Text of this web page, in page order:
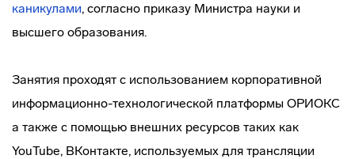
каникулами, согласно приказу Министра науки и
высшего образования.
Занятия проходят с использованием корпоративной
информационно-технологической платформы ОРИОКС
а также с помощью внешних ресурсов таких как
YouTube, ВКонтакте, используемых для трансляции